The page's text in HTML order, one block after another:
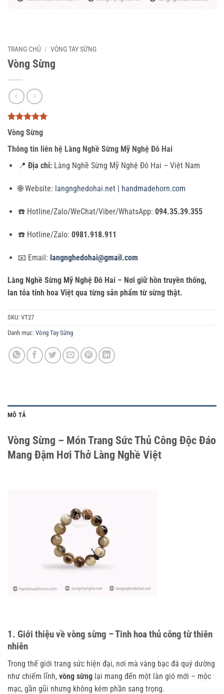
TRANG CHỦ / VÒNG TAY SỪNG
Vòng Sừng
5trên 5
dựa trên
2
đánh giá
Vòng Sừng
Thông tin liên hệ Làng Nghề Sừng Mỹ Nghệ Đô Hai
📍 Địa chỉ:Làng Nghề Sừng Mỹ Nghệ Đô Hai – Việt Nam
🌐 Website: langnghedohai.net| handmadehorn.com
☎️ Hotline/Zalo/WeChat/Viber/WhatsApp: 094.35.39.355
☎️ Hotline/Zalo: 0981.918.911
📧 Email: langnghedohai@gmail.com
Làng Nghề Sừng Mỹ Nghệ Đô Hai – Nơi giữ hồn truyền thống,
lan tỏa tinh hoa Việt qua từng sản phẩm từ sừng thật.
SKU: VT27
Danh mục: Vòng Tay Sừng
MÔ TẢ
Vòng Sừng – Món Trang Sức Thủ Công Độc Đáo
Mang Đậm Hơi Thở Làng Nghề Việt
1. Giới thiệu về vòng sừng – Tinh hoa thủ công từ thiên
nhiên
Trong thế giới trang sức hiện đại, nơi mà vàng bạc đá quý dường
như chiếm lĩnh, vòng sừng lại mang đến một làn gió mới – mộc
mạc, gần gũi nhưng không kém phần sang trọng.